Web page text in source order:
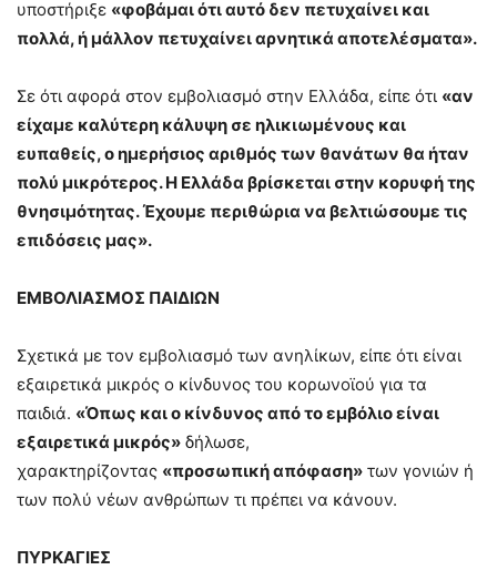
υποστήριξε «φοβάμαι ότι αυτό δεν πετυχαίνει και
πολλά, ή μάλλον πετυχαίνει αρνητικά αποτελέσματα».
Σε ότι αφορά στον εμβολιασμό στην Ελλάδα, είπε ότι «αν
είχαμε καλύτερη κάλυψη σε ηλικιωμένους και
ευπαθείς, ο ημερήσιος αριθμός των θανάτων θα ήταν
πολύ μικρότερος. Η Ελλάδα βρίσκεται στην κορυφή της
θνησιμότητας. Έχουμε περιθώρια να βελτιώσουμε τις
επιδόσεις μας».
ΕΜΒΟΛΙΑΣΜΟΣ ΠΑΙΔΙΩΝ
Σχετικά με τον εμβολιασμό των ανηλίκων, είπε ότι είναι
εξαιρετικά μικρός ο κίνδυνος του κορωνοϊού για τα
παιδιά. «Όπως και ο κίνδυνος από το εμβόλιο είναι
εξαιρετικά μικρός» δήλωσε,
χαρακτηρίζοντας «προσωπική απόφαση» των γονιών ή
των πολύ νέων ανθρώπων τι πρέπει να κάνουν.
ΠΥΡΚΑΓΙΕΣ